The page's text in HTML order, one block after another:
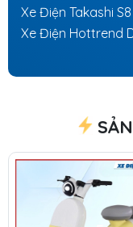
Xe Điện Takashi S8
Xe Điện Hottrend